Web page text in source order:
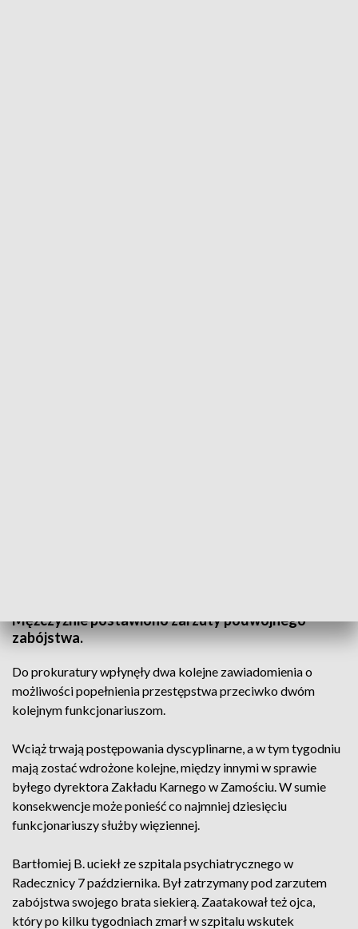
Mężczyźnie postawiono zarzuty podwójnego
zabójstwa.
Do prokuratury wpłynęły dwa kolejne zawiadomienia o
możliwości popełnienia przestępstwa przeciwko dwóm
kolejnym funkcjonariuszom.
Wciąż trwają postępowania dyscyplinarne, a w tym tygodniu
mają zostać wdrożone kolejne, między innymi w sprawie
byłego dyrektora Zakładu Karnego w Zamościu. W sumie
konsekwencje może ponieść co najmniej dziesięciu
funkcjonariuszy służby więziennej.
Bartłomiej B. uciekł ze szpitala psychiatrycznego w
Radecznicy 7 października. Był zatrzymany pod zarzutem
zabójstwa swojego brata siekierą. Zaatakował też ojca,
który po kilku tygodniach zmarł w szpitalu wskutek